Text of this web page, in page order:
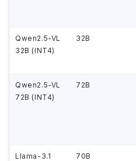
Qwen2.5-VL
32B (INT4)
32B
Qwen2.5-VL
72B (INT4)
72B
Llama-3.1
70B